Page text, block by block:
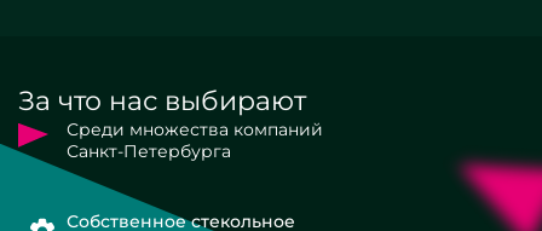
За что нас выбирают
Среди множества компаний
Санкт-Петербурга
Собственное стекольное